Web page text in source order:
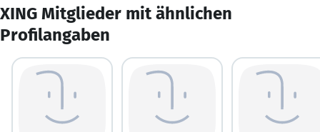
XING Mitglieder mit ähnlichen
Profilangaben